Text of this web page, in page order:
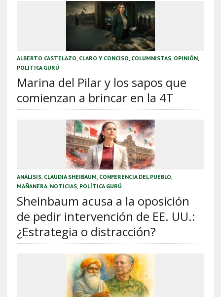
ALBERTO CASTELAZO CLARO Y CONCISO COLUMNISTAS, OPINIÓN,
POLÍTICA GURÚ
Marina del Pilar y los sapos que
comienzan a brincar en la 4T
ANÁLISIS, CLAUDIA SHEIBAUM CONFERENCIA DEL PUEBLO
MAÑANERA, NOTICIAS, POLÍTICA GURÚ
Sheinbaum acusa a la oposición
de pedir intervención de EE. UU.:
¿Estrategia o distracción?